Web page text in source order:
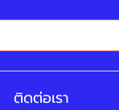
ติดต่อเรา